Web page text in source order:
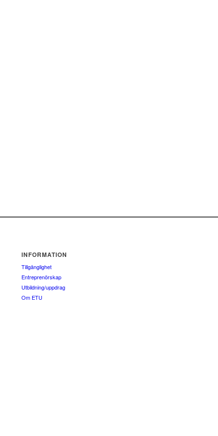
INFORMATION
Tillgänglighet
Entreprenörskap
Utbildning/uppdrag
Om ETU